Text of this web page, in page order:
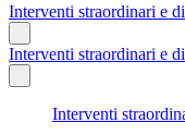
Interventi straordinari e
Interventi straordinari e
Interventi